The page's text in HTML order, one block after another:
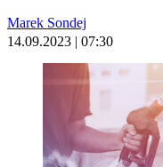
Marek Sondej
14.09.2023 | 07:30